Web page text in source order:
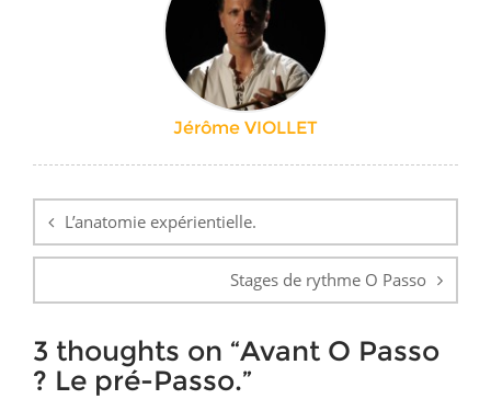
Jérôme VIOLLET
de
l’article
L’anatomie expérientielle.
Stages de rythme O Passo
3 thoughts on “Avant O Passo
? Le pré-Passo.”